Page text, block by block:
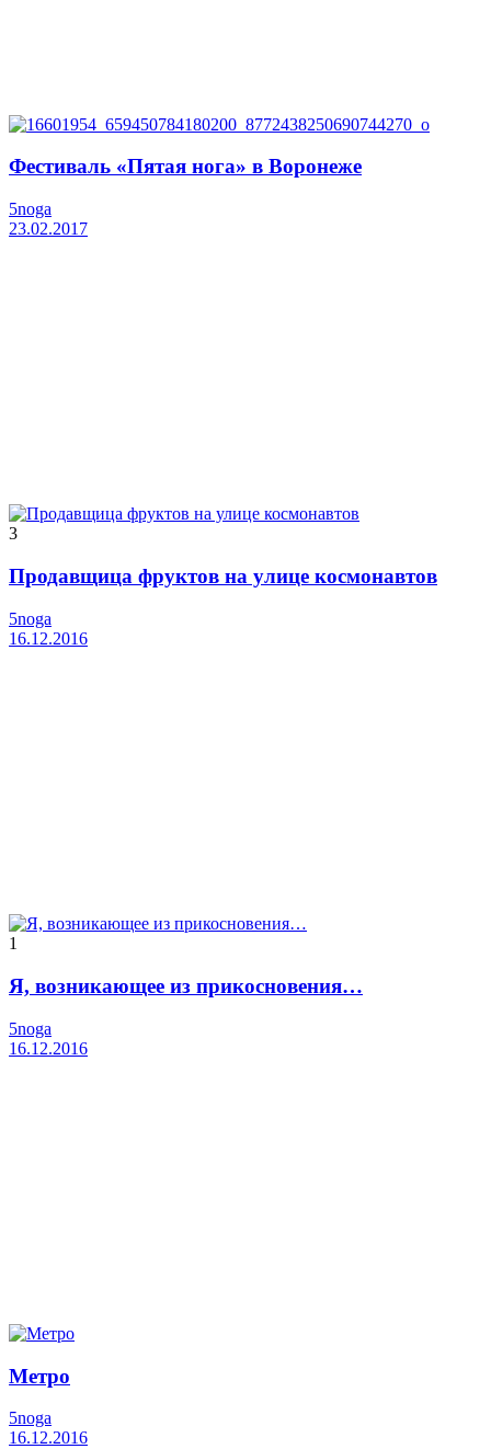
Фестиваль «Пятая нога» в Воронеже
5noga
23.02.2017
3
Продавщица фруктов на улице космонавтов
5noga
16.12.2016
1
Я, возникающее из прикосновения…
5noga
16.12.2016
Метро
5noga
16.12.2016